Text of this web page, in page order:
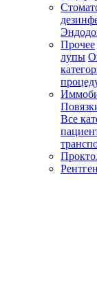
Прочее
лупы
Все